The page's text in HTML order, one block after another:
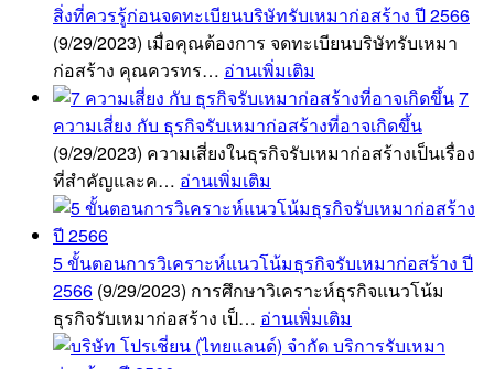
สิ่งที่ควรรู้ก่อนจดทะเบียนบริษัทรับเหมาก่อสร้าง ปี 2566
(9/29/2023) เมื่อคุณต้องการ จดทะเบียนบริษัทรับเหมา
ก่อสร้าง คุณควรทร… อ่านเพิ่มเติม
7
ความเสี่ยง กับ ธุรกิจรับเหมาก่อสร้างที่อาจเกิดขึ้น
(9/29/2023) ความเสี่ยงในธุรกิจรับเหมาก่อสร้างเป็นเรื่อง
ที่สำคัญและค… อ่านเพิ่มเติม
5 ขั้นตอนการวิเคราะห์แนวโน้มธุรกิจรับเหมาก่อสร้าง ปี
2566 (9/29/2023) การศึกษาวิเคราะห์ธุรกิจแนวโน้ม
ธุรกิจรับเหมาก่อสร้าง เป็… อ่านเพิ่มเติม